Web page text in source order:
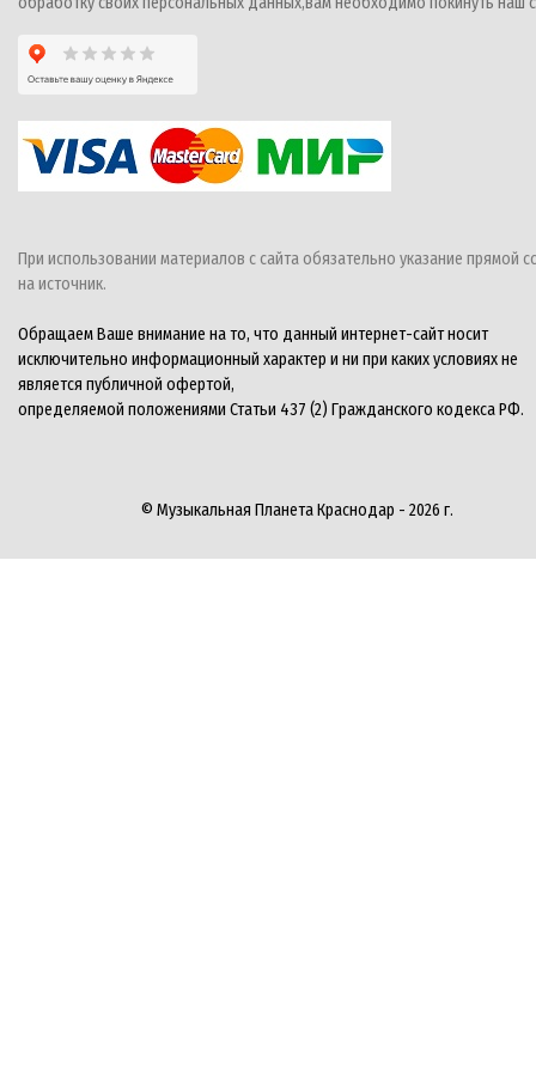
При использовании материалов с сайта обязательно указание прямой
на источник.
Обращаем Ваше внимание на то, что данный интернет-сайт носит
исключительно информационный характер и ни при каких условиях не
является публичной офертой,
определяемой положениями Статьи 437 (2) Гражданского кодекса РФ.
© Музыкальная Планета Краснодар - 2026 г.